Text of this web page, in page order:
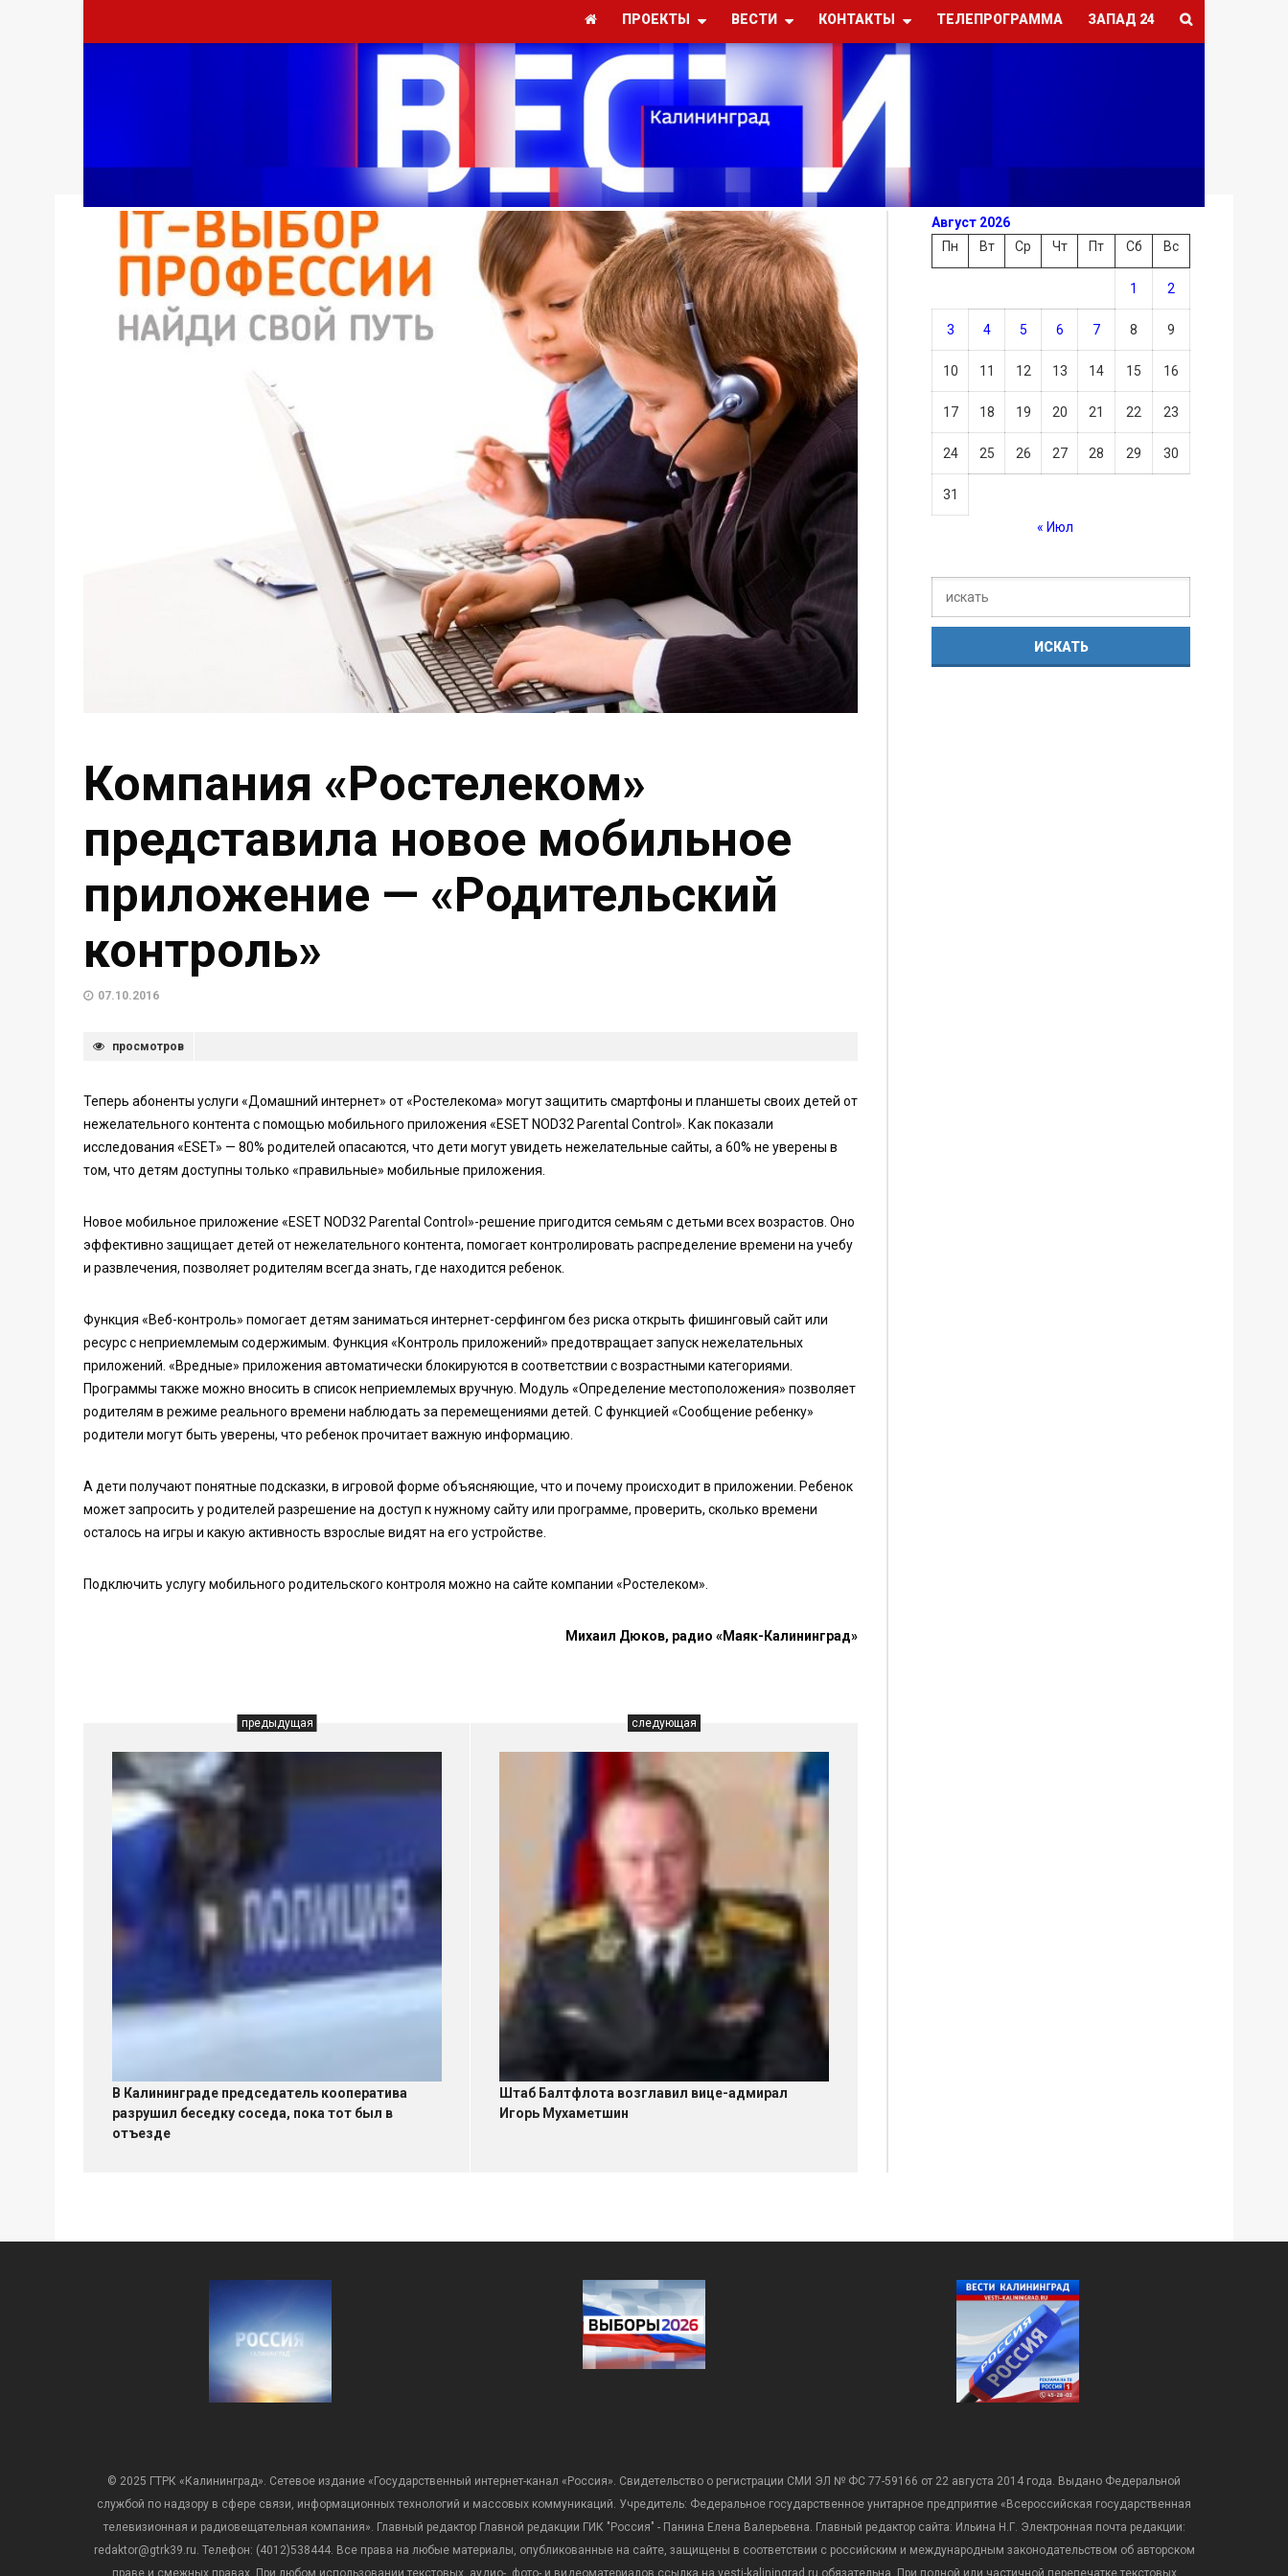
ПРОЕКТЫ ВЕСТИ КОНТАКТЫ ТЕЛЕПРОГРАММА ЗАПАД 24
Компания «Ростелеком»
представила новое мобильное
приложение — «Родительский
контроль»
07.10.2016
просмотров
Теперь абоненты услуги «Домашний интернет» от «Ростелекома» могут защитить смартфоны и планшеты своих детей от
нежелательного контента с помощью мобильного приложения «ESET NOD32 Parental Control». Как показали
исследования «ESET» — 80% родителей опасаются, что дети могут увидеть нежелательные сайты, а 60% не уверены в
том, что детям доступны только «правильные» мобильные приложения.
Новое мобильное приложение «ESET NOD32 Parental Control»-решение пригодится семьям с детьми всех возрастов. Оно
эффективно защищает детей от нежелательного контента, помогает контролировать распределение времени на учебу
и развлечения, позволяет родителям всегда знать, где находится ребенок.
Функция «Веб-контроль» помогает детям заниматься интернет-серфингом без риска открыть фишинговый сайт или
ресурс с неприемлемым содержимым. Функция «Контроль приложений» предотвращает запуск нежелательных
приложений. «Вредные» приложения автоматически блокируются в соответствии с возрастными категориями.
Программы также можно вносить в список неприемлемых вручную. Модуль «Определение местоположения» позволяет
родителям в режиме реального времени наблюдать за перемещениями детей. С функцией «Сообщение ребенку»
родители могут быть уверены, что ребенок прочитает важную информацию.
А дети получают понятные подсказки, в игровой форме объясняющие, что и почему происходит в приложении. Ребенок
может запросить у родителей разрешение на доступ к нужному сайту или программе, проверить, сколько времени
осталось на игры и какую активность взрослые видят на его устройстве.
Подключить услугу мобильного родительского контроля можно на сайте компании «Ростелеком».
Михаил Дюков, радио «Маяк-Калининград»
предыдущая
В Калининграде председатель кооператива
разрушил беседку соседа, пока тот был в
отъезде
следующая
Штаб Балтфлота возглавил вице-адмирал
Игорь Мухаметшин
Август 2026
Пн
Вт Ср Чт Пт Сб Вс
1 2
3 4 5 6 7 8 9
10 11 12 13 14 15 16
17 18 19 20 21 22 23
24 25 26 27 28 29 30
31
« Июл
© 2025 ГТРК «Калининград». Сетевое издание «Государственный интернет-канал «Россия». Свидетельство о регистрации СМИ ЭЛ № ФС 77-59166 от 22 августа 2014 года. Выдано Федеральной
службой по надзору в сфере связи, информационных технологий и массовых коммуникаций. Учредитель: Федеральное государственное унитарное предприятие «Всероссийская государственная
телевизионная и радиовещательная компания». Главный редактор Главной редакции ГИК "Россия" - Панина Елена Валерьевна. Главный редактор сайта: Ильина Н.Г. Электронная почта редакции:
redaktor@gtrk39.ru. Телефон: (4012)538444. Все права на любые материалы, опубликованные на сайте, защищены в соответствии с российским и международным законодательством об авторском
праве и смежных правах. При любом использовании текстовых, аудио-, фото- и видеоматериалов ссылка на vesti-kaliningrad.ru обязательна. При полной или частичной перепечатке текстовых